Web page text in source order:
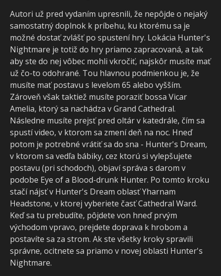
Autori už pred vydaním upresnili, že nepôjde o nejaký
samostatný doplnok k príbehu, ku ktorému sa je
možné dostať zvlášť po spustení hry. Lokácia Hunter's
Nightmare je totiž do hry priamo zapracovaná, a tak
aby ste do nej vôbec mohli vkročiť, najskôr musíte mať
už čo-to odohrané. Tou hlavnou podmienkou je, že
musíte mať postavu s levelom 65 alebo vyšším.
Zároveň však taktiež musíte poraziť bossa Vicar
Amelia, ktorý sa nachádza v Grand Cathedral.
Následne musíte prejsť pred oltár v katedrále, čím sa
spustí video, v ktorom sa zmení deň na noc. Hneď
potom je potrebné vrátiť sa do sna - Hunter's Dream,
v ktorom sa vedľa bábiky, cez ktorú si vylepšujete
postavu (pri schodoch), objaví správa s darom v
podobe Eye of a Blood-drunk Hunter. Po tomto kroku
stačí nájsť v Hunter's Dream oblasť Yharnam
Headstone, v ktorej vyberiete časť Cathedral Ward.
Keď sa tu prebudíte, pôjdete von hneď prvým
východom vpravo, prejdete doprava k hrobom a
postavíte sa za strom. Ak ste všetky kroky spravili
správne, ocitnete sa priamo v novej oblasti Hunter's
Nightmare.